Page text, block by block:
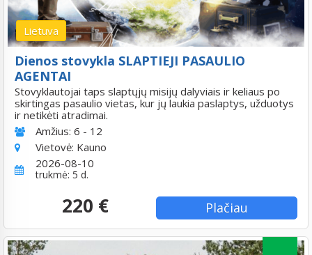
Lietuva
Dienos stovykla SLAPTIEJI PASAULIO
AGENTAI
Stovyklautojai taps slaptųjų misijų dalyviais ir keliaus po
skirtingas pasaulio vietas, kur jų laukia paslaptys, užduotys
ir netikėti atradimai.
Amžius: 6 - 12
Vietovė: Kauno
2026-08-10
trukmė: 5 d.
220 € Plačiau